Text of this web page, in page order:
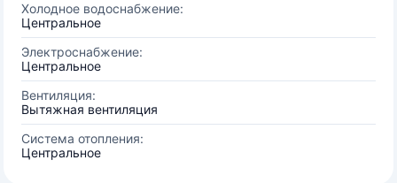
Холодное водоснабжение:
Центральное
Электроснабжение:
Центральное
Вентиляция:
Вытяжная вентиляция
Система отопления:
Центральное